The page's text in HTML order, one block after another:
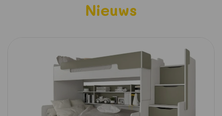
Nieuws